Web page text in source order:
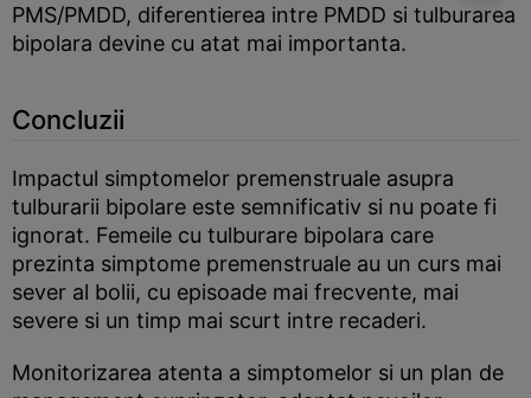
PMS/PMDD, diferentierea intre PMDD si tulburarea
bipolara devine cu atat mai importanta.
Concluzii
Impactul simptomelor premenstruale asupra
tulburarii bipolare este semnificativ si nu poate fi
ignorat. Femeile cu tulburare bipolara care
prezinta simptome premenstruale au un curs mai
sever al bolii, cu episoade mai frecvente, mai
severe si un timp mai scurt intre recaderi.
Monitorizarea atenta a simptomelor si un plan de